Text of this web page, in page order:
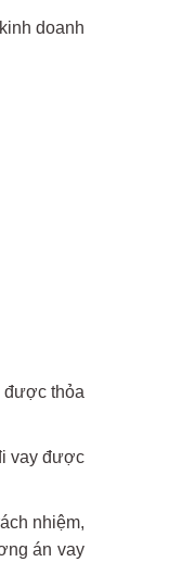
doanh
được thỏa
vay được
nhiệm,
án vay